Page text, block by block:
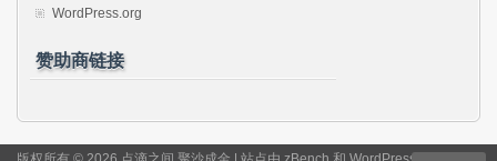
WordPress.org
赞助商链接